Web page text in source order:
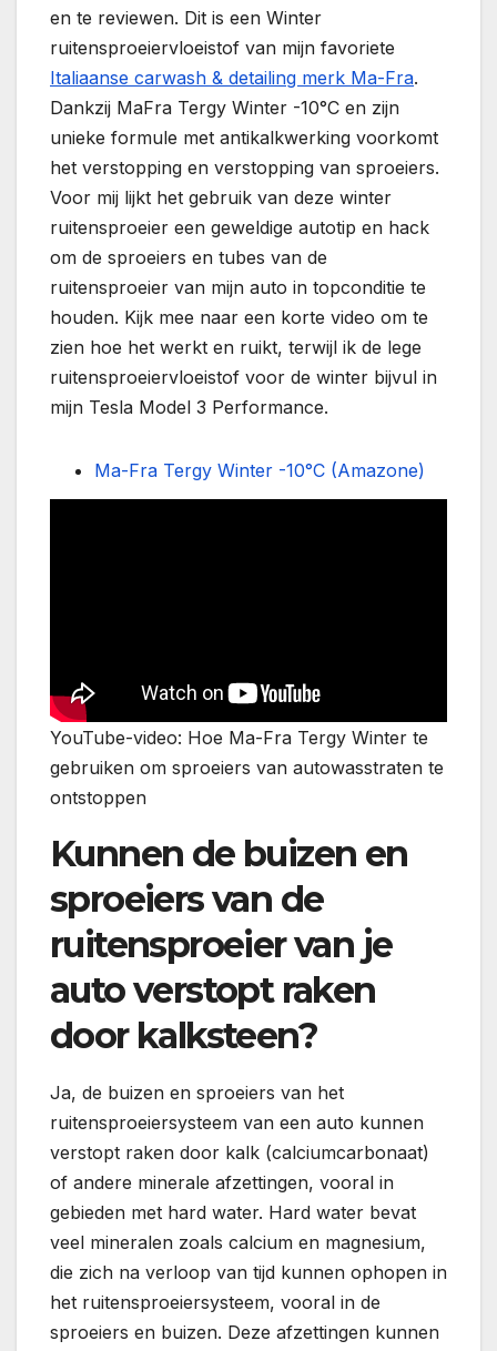
en te reviewen. Dit is een Winter
ruitensproeiervloeistof van mijn favoriete
Italiaanse carwash & detailing merk Ma-Fra.
Dankzij MaFra Tergy Winter -10°C en zijn
unieke formule met antikalkwerking voorkomt
het verstopping en verstopping van sproeiers.
Voor mij lijkt het gebruik van deze winter
ruitensproeier een geweldige autotip en hack
om de sproeiers en tubes van de
ruitensproeier van mijn auto in topconditie te
houden. Kijk mee naar een korte video om te
zien hoe het werkt en ruikt, terwijl ik de lege
ruitensproeiervloeistof voor de winter bijvul in
mijn Tesla Model 3 Performance.
Ma-Fra Tergy Winter -10°C (Amazone)
YouTube-video: Hoe Ma-Fra Tergy Winter te
gebruiken om sproeiers van autowasstraten te
ontstoppen
Kunnen de buizen en
sproeiers van de
ruitensproeier van je
auto verstopt raken
door kalksteen?
Ja, de buizen en sproeiers van het
ruitensproeiersysteem van een auto kunnen
verstopt raken door kalk (calciumcarbonaat)
of andere minerale afzettingen, vooral in
gebieden met hard water. Hard water bevat
veel mineralen zoals calcium en magnesium,
die zich na verloop van tijd kunnen ophopen in
het ruitensproeiersysteem, vooral in de
sproeiers en buizen. Deze afzettingen kunnen